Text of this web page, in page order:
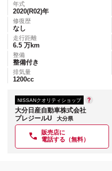
年式
2020(R02)年
修復歴
なし
走行距離
6.5 万km
整備
整備付き
排気量
1200cc
NISSANクオリティショップ
大分日産自動車株式会社
プレジールU
大分県
販売店に
電話する（無料）